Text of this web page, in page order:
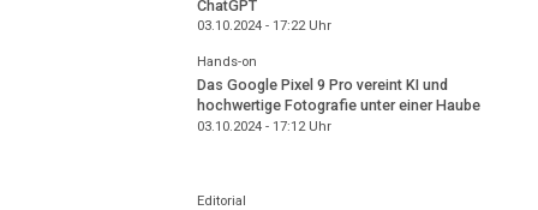
ChatGPT
03.10.2024 - 17:22Uhr
Hands-on
Das Google Pixel 9 Pro vereint KI und
hochwertige Fotografie unter einer Haube
03.10.2024 - 17:12Uhr
Editorial